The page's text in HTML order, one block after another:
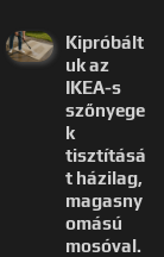
Kipróbált
uk az
IKEA-s
szőnyege
k
tisztításá
t házilag,
magasny
omású
mosóval.